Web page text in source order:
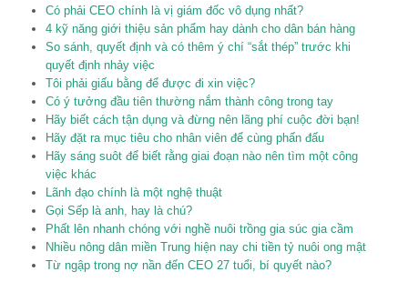
Có phải CEO chính là vị giám đốc vô dụng nhất?
4 kỹ năng giới thiệu sản phẩm hay dành cho dân bán hàng
So sánh, quyết định và có thêm ý chí “sắt thép” trước khi
quyết định nhảy việc
Tôi phải giấu bằng để được đi xin việc?
Có ý tưởng đầu tiên thường nắm thành công trong tay
Hãy biết cách tận dụng và đừng nên lãng phí cuộc đời bạn!
Hãy đặt ra mục tiêu cho nhân viên để cùng phấn đấu
Hãy sáng suôt để biết rằng giai đoạn nào nên tìm một công
việc khác
Lãnh đạo chính là một nghệ thuật
Gọi Sếp là anh, hay là chú?
Phất lên nhanh chóng với nghề nuôi trồng gia súc gia cầm
Nhiều nông dân miền Trung hiện nay chi tiền tỷ nuôi ong mật
Từ ngập trong nợ nần đến CEO 27 tuổi, bí quyết nào?